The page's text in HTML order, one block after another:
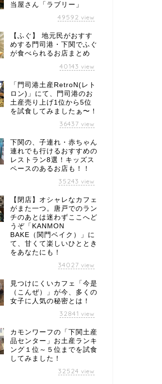
当屋さん「ラブリー」
49592 view
【ふぐ】 地元民がおすす
めする門司港・下関でふぐ
が食べられるお店まとめ
40143 view
「門司港土産RetroN(レト
ロン)」にて、門司港のお
土産売り上げ1位から5位
を試食してみましたぁ〜！
36437 view
下関の、子連れ・赤ちゃん
連れでも行けるおすすめの
レストラン8選！キッズス
ペースのあるお店も！！
35243 view
【閉店】オシャレなカフェ
がまた一つ。唐戸でのラン
チのあとは迷わずここへど
うぞ「KANMON
BAKE（関門ベイク）」に
て、甘くて楽しいひととき
をあなたにも！
34027 view
見つけにくいカフェ「今是
（こんぜ）」が今、多くの
女子に人気の秘密とは！
32841 view
カモンワーフの「下関土産
品センター」お土産ランキ
ング１位～５位までを試食
してみました！
32524 view